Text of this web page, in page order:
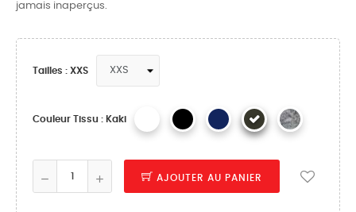
jamais inaperçus.
Tailles : XXS
Couleur Tissu : Kaki
AJOUTER AU PANIER